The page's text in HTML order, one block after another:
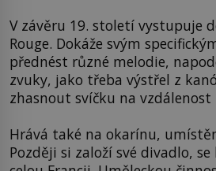
V závěru 19. století vystupuje
Rouge. Dokáže svým
přednést různé melodie,
zvuky, jako třeba výstřel z
zhasnout svíčku na
Hrává také na okarínu,
Později si založí své divadlo,